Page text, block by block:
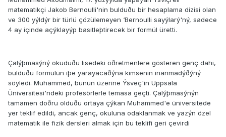
matematikçi Jakob Bernoulli'nin bulduðu bir hesaplama dizisi olan
ve 300 yýldýr bir türlü çözülemeyen ‘Bernoulli sayýlarý'ný, sadece
4 ay içinde açýklayýp basitleþtirecek bir formül üretti.
Çalýþmasýný okuduðu lisedeki öðretmenlere gösteren genç dahi,
bulduðu formülün iþe yarayacaðýna kimsenin inanmadýðýný
söyledi. Muhammed, bunun üzerine Ýsveç'in Uppsala
Üniversitesi'ndeki profesörlerle temasa geçti. Çalýþmasýnýn
tamamen doðru olduðu ortaya çýkan Muhammed'e üniversitede
yer teklif edildi, ancak genç, okuluna odaklanmak ve yazýn özel
matematik ile fizik dersleri almak için bu teklifi geri çevirdi